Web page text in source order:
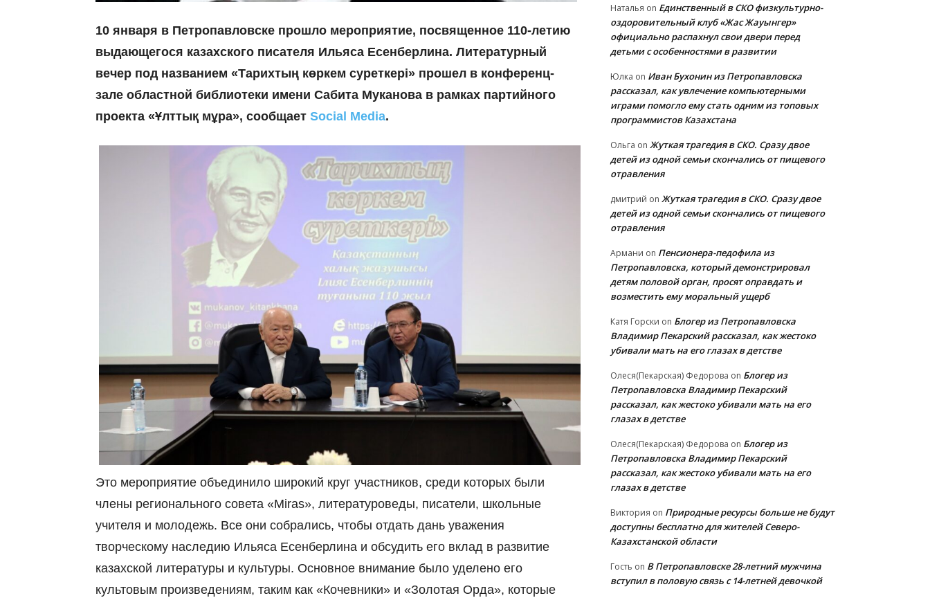
10 января в Петропавловске прошло мероприятие, посвященное 110-летию
выдающегося казахского писателя Ильяса Есенберлина. Литературный
вечер под названием «Тарихтың көркем суреткері» прошел в конференц-
зале областной библиотеки имени Сабита Муканова в рамках партийного
проекта «Ұлттық мұра», сообщает Social Media.
Это мероприятие объединило широкий круг участников, среди которых были
члены регионального совета «Miras», литературоведы, писатели, школьные
учителя и молодежь. Все они собрались, чтобы отдать дань уважения
творческому наследию Ильяса Есенберлина и обсудить его вклад в развитие
казахской литературы и культуры. Основное внимание было уделено его
культовым произведениям, таким как «Кочевники» и «Золотая Орда», которые
Наталья on Единственный в СКО физкультурно-
оздоровительный клуб «Жас Жауынгер»
официально распахнул свои двери перед
детьми с особенностями в развитии
Юлка on Иван Бухонин из Петропавловска
рассказал, как увлечение компьютерными
играми помогло ему стать одним из топовых
программистов Казахстана
Ольга on Жуткая трагедия в СКО. Сразу двое
детей из одной семьи скончались от пищевого
отравления
дмитрий on Жуткая трагедия в СКО. Сразу двое
детей из одной семьи скончались от пищевого
отравления
Армани on Пенсионера-педофила из
Петропавловска, который демонстрировал
детям половой орган, просят оправдать и
возместить ему моральный ущерб
Катя Горски on Блогер из Петропавловска
Владимир Пекарский рассказал, как жестоко
убивали мать на его глазах в детстве
Олеся(Пекарская) Федорова on Блогер из
Петропавловска Владимир Пекарский
рассказал, как жестоко убивали мать на его
глазах в детстве
Олеся(Пекарская) Федорова on Блогер из
Петропавловска Владимир Пекарский
рассказал, как жестоко убивали мать на его
глазах в детстве
Виктория on Природные ресурсы больше не будут
доступны бесплатно для жителей Северо-
Казахстанской области
Гость on В Петропавловске 28-летний мужчина
вступил в половую связь с 14-летней девочкой